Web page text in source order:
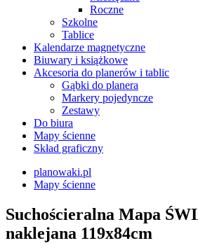
Roczne
Szkolne
Tablice
Kalendarze magnetyczne
Biuwary i książkowe
Akcesoria do planerów i tablic
Gąbki do planera
Markery pojedyncze
Zestawy
Do biura
Mapy ścienne
Skład graficzny
planowaki.pl
Mapy ścienne
Suchościeralna Mapa
naklejana 119x84cm